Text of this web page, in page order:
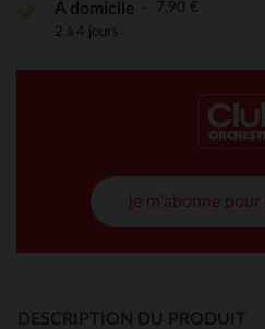
À domicile 7,90 €
2 à 4 jours
je m'abonne pour
DESCRIPTION DU PRODUIT